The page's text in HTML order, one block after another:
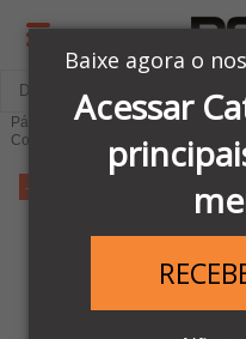
Baixe agora o
Acessar
Página Inicial
LINHA
Conexões Pneumáticas
-11%